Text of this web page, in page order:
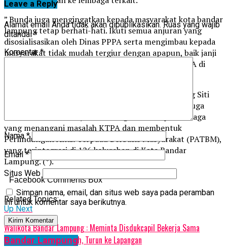
” Bunda juga mengingatkan kepada masyarakat kota bandar
lampung tetap berhati-hati. Ikuti semua anjuran yang
disosialisasikan oleh Dinas PPPA serta mengimbau kepada
masyarakat tidak mudah tergiur dengan apapun, baik janji
dan uang dan bersama-sama menekan tingkat KTPA di
Sementara itu, Kepala Dinas PPPA Bandar Lampung Siti
Asyah mengungkapkan, selain sosialisasi pihaknya juga
sudah melakukan kerja sama dengan beberapa lembaga
yang menangani masalah KTPA dan membentuk
Perlindungan Anak Terpadu Berbasis Masyarakat (PATBM),
yang terintegrasi di 126 kelurahan di Kota Bandar
Lampung. (*).
Facebook Comments Box
Related Topics:
Up Next
Walikota Bandar Lampung : Meminta Disdukcapil Bekerja Sama
Dengan Camat dan Lurah, Turun ke Lapangan
Leave a Reply
Alamat email Anda tidak akan dipublikasikan. Ruas yang wajib
ditandai*
Komentar*
Nama *
Email*
Situs Web
Simpan nama, email, dan situs web saya pada peramban
ini untuk komentar saya berikutnya.
Bandar Lampung